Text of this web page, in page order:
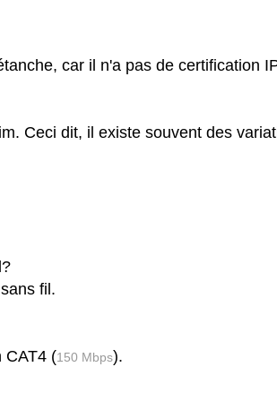
car il n'a pas de certification
Ceci dit, il existe souvent des
fil.
CAT4 (150 Mbps).